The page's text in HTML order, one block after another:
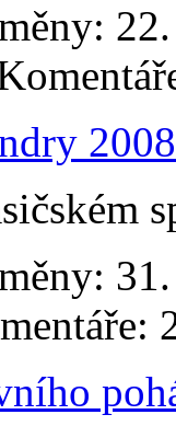
2008